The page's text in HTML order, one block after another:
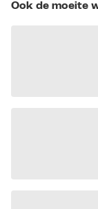
Ook de moeite